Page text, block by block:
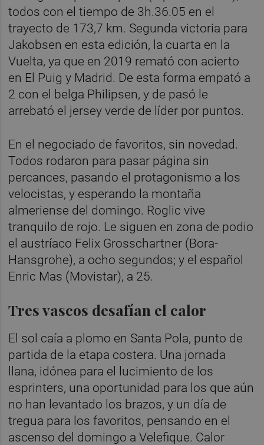
todos con el tiempo de 3h.36.05 en el
trayecto de 173,7 km. Segunda victoria para
Jakobsen en esta edición, la cuarta en la
Vuelta, ya que en 2019 remató con acierto
en El Puig y Madrid. De esta forma empató a
2 con el belga Philipsen, y de pasó le
arrebató el jersey verde de líder por puntos.
En el negociado de favoritos, sin novedad.
Todos rodaron para pasar página sin
percances, pasando el protagonismo a los
velocistas, y esperando la montaña
almeriense del domingo. Roglic vive
tranquilo de rojo. Le siguen en zona de podio
el austríaco Felix Grosschartner (Bora-
Hansgrohe), a ocho segundos; y el español
Enric Mas (Movistar), a 25.
Tres vascos desafían el calor
El sol caía a plomo en Santa Pola, punto de
partida de la etapa costera. Una jornada
llana, idónea para el lucimiento de los
esprinters, una oportunidad para los que aún
no han levantado los brazos, y un día de
tregua para los favoritos, pensando en el
ascenso del domingo a Velefique. Calor